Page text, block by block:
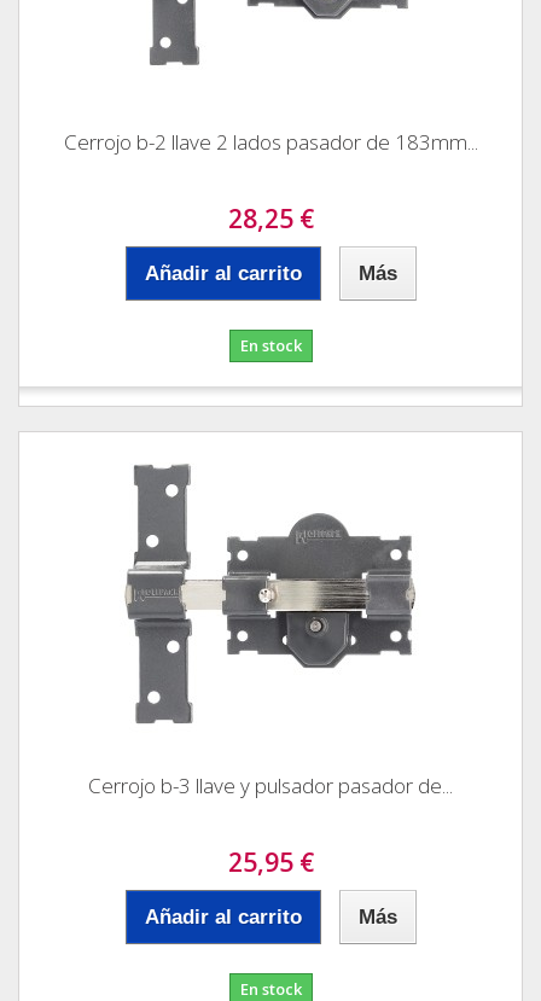
Cerrojo b-2 llave 2 lados pasador de 183mm...
28,25 €
Añadir al carrito Más
En stock
Cerrojo b-3 llave y pulsador pasador de...
25,95 €
Añadir al carrito Más
En stock